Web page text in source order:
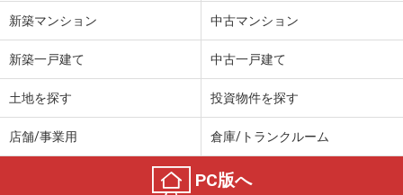
新築マンション 中古マンション
新築一戸建て 中古一戸建て
土地を探す 投資物件を探す
店舗/事業用 倉庫/トランクルーム
PC版へ